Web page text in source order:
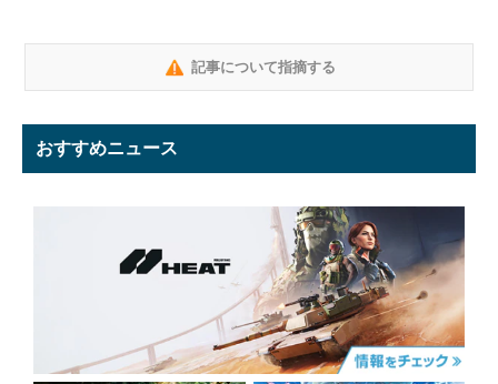
記事について指摘する
おすすめニュース